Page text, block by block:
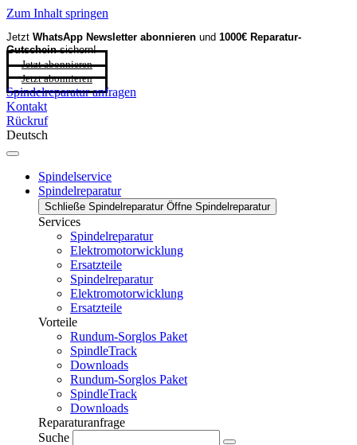
Zum Inhalt springen
Jetzt WhatsApp Newsletter abonnieren und 1000€ Reparatur-
Gutscheinsichern!
Jetzt abonnieren
Jetzt abonnieren
Spindelreparatur anfragen
Kontakt
Rückruf
Deutsch
Spindelservice
Spindelreparatur
Schließe Spindelreparatur Öffne Spindelreparatur
Services
Spindelreparatur
Elektromotorwicklung
Ersatzteile
Spindelreparatur
Elektromotorwicklung
Ersatzteile
Vorteile
Rundum-Sorglos Paket
SpindleTrack
Downloads
Rundum-Sorglos Paket
SpindleTrack
Downloads
Reparaturanfrage
Suche